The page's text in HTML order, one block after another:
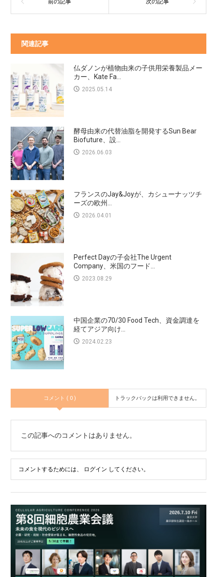
関連記事
仏ダノンが植物由来の子供用栄養製品メー
カー、Kate Fa...
2025.05.14
酵母由来の代替油脂を開発するSun Bear
Biofuture、設...
2026.06.03
フランスのJay&Joyが、カシューナッツチ
ーズの欧州...
2026.04.01
Perfect Dayの子会社The Urgent
Company、米国のフード...
2023.08.29
中国企業の70/30 Food Tech、資金調達を
経てアジア向け...
2024.02.23
コメント ( 0 ) トラックバックは利用できません。
この記事へのコメントはありません。
コメントするためには、 ログイン してください。